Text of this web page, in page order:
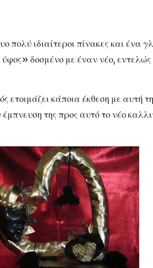
πολύ ιδιαίτεροι πίνακες και ένα
ύφος» δοσμένο με έναν νέο,
ετοιμάζει κάποια έκθεση με αυτή
της προς αυτό το νέο